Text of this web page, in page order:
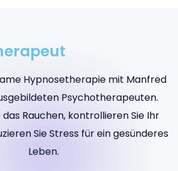
Hypnosetherapie mit Manfred
Psychotherapeuten.
Rauchen, kontrollieren Sie Ihr
Sie Stress für ein gesünderes
Leben.